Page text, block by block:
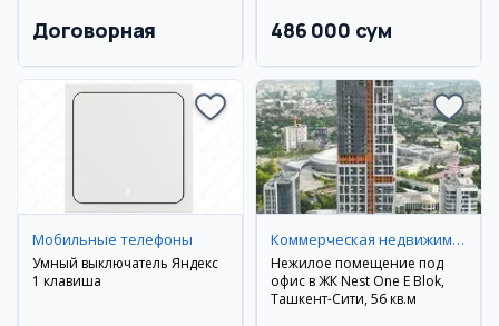
Договорная 486 000 сум
Мобильные телефоны
Умный выключатель Яндекс
1 клавиша
Коммерческая недвижимость
Нежилое помещение под
офис в ЖК Nest One E Blok,
Ташкент-Сити, 56 кв.м